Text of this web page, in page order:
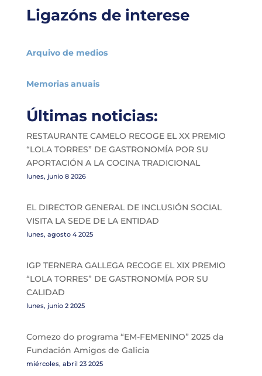
Ligazóns de interese
Arquivo de medios
Memorias anuais
Últimas noticias:
RESTAURANTE CAMELO RECOGE EL XX PREMIO
“LOLA TORRES” DE GASTRONOMÍA POR SU
APORTACIÓN A LA COCINA TRADICIONAL
lunes, junio 8 2026
EL DIRECTOR GENERAL DE INCLUSIÓN SOCIAL
VISITA LA SEDE DE LA ENTIDAD
lunes, agosto 4 2025
IGP TERNERA GALLEGA RECOGE EL XIX PREMIO
“LOLA TORRES” DE GASTRONOMÍA POR SU
CALIDAD
lunes, junio 2 2025
Comezo do programa “EM-FEMENINO” 2025 da
Fundación Amigos de Galicia
miércoles, abril 23 2025